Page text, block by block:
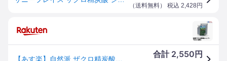
（送料無料） 税込 2,428 円
合計 2,550 円